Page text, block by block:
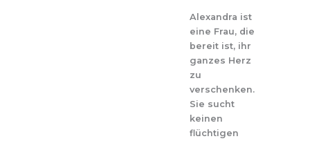
Alexandra ist
eine Frau, die
bereit ist, ihr
ganzes Herz
zu
verschenken.
Sie sucht
keinen
flüchtigen